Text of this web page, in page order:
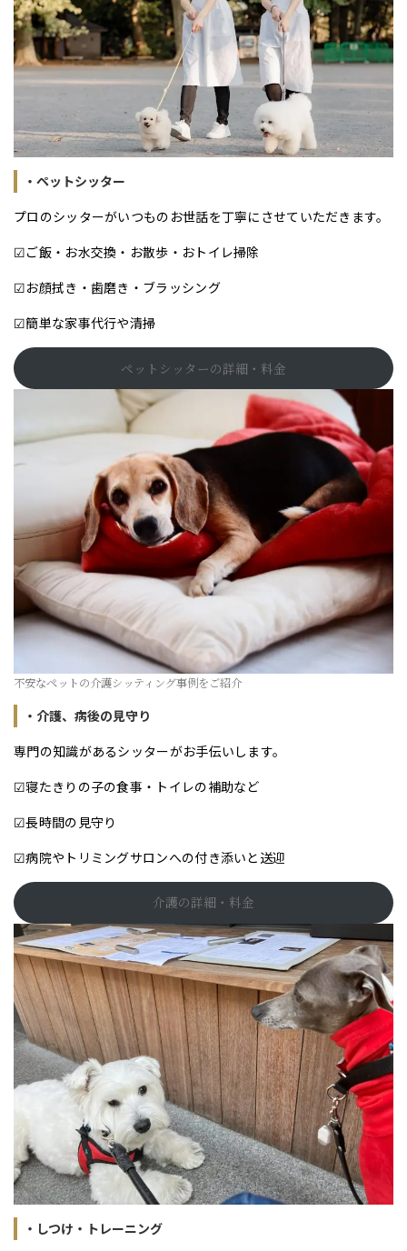
・ペットシッター
プロのシッターがいつものお世話を丁寧にさせていただきます。
☑ご飯・お水交換・お散歩・おトイレ掃除
☑お顔拭き・歯磨き・ブラッシング
☑簡単な家事代行や清掃
ペットシッターの詳細・料金
不安なペットの介護シッティング事例をご紹介
・介護、病後の見守り
専門の知識があるシッターがお手伝いします。
☑寝たきりの子の食事・トイレの補助など
☑長時間の見守り
☑病院やトリミングサロンへの付き添いと送迎
介護の詳細・料金
・しつけ・トレーニング